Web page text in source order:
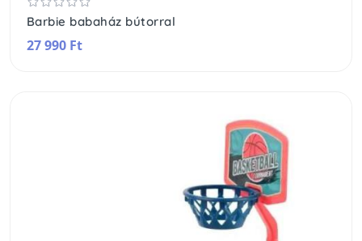
Barbie babaház bútorral
27 990 Ft